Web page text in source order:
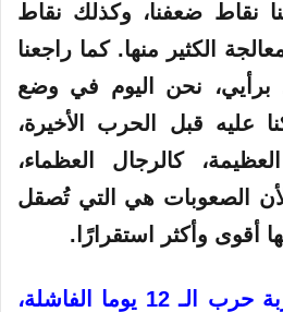
نقاط ضعفنا، وكذلك نقاط
الكثير منها. كما راجعنا
برأيي، نحن اليوم في وضع
عليه قبل الحرب الأخيرة،
كالرجال العظماء،
الصعوبات هي التي تُصقل
أقوى وأكثر استقرارًا.
*إذا قرروا تكرار تجربة حرب الـ 12 يوما الفاشلة،